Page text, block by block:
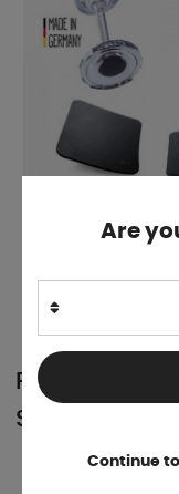
POPULÄRT
SAMMA
Are
Continue to